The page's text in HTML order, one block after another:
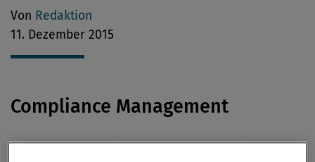
Von Redaktion
11. Dezember 2015
Compliance Management
DasHandelsblattbringt ein Video-Interview mit